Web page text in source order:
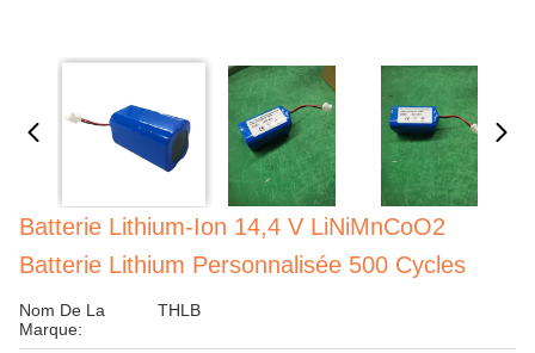
Batterie Lithium-Ion 14,4 V LiNiMnCoO2
Batterie Lithium Personnalisée 500 Cycles
Nom De La
Marque:
THLB